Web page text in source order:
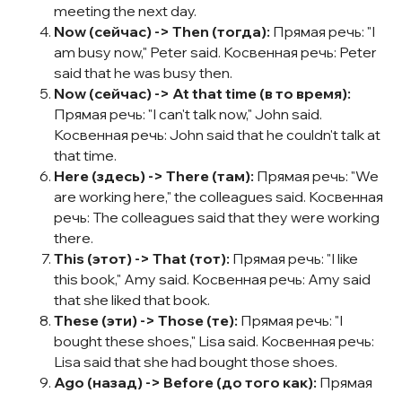
meeting the next day.
Now (сейчас) -> Then (тогда): Прямая речь: "I
am busy now," Peter said. Косвенная речь: Peter
said that he was busy then.
Now (сейчас) -> At that time (в то время):
Прямая речь: "I can't talk now," John said.
Косвенная речь: John said that he couldn't talk at
that time.
Here (здесь) -> There (там): Прямая речь: "We
are working here," the colleagues said. Косвенная
речь: The colleagues said that they were working
there.
This (этот) -> That (тот): Прямая речь: "I like
this book," Amy said. Косвенная речь: Amy said
that she liked that book.
These (эти) -> Those (те): Прямая речь: "I
bought these shoes," Lisa said. Косвенная речь:
Lisa said that she had bought those shoes.
Ago (назад) -> Before (до того как): Прямая